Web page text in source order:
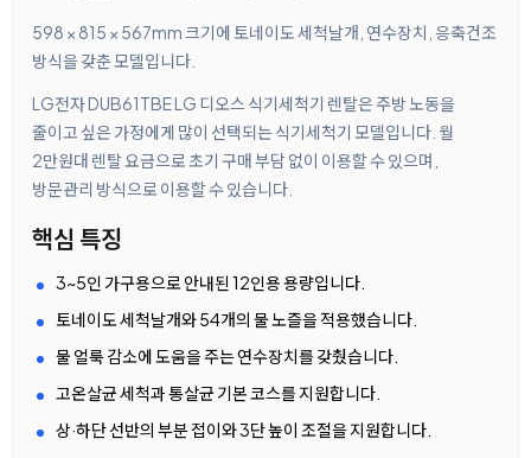
598 × 815 × 567mm 크기에 토네이도 세척날개, 연수장치, 응축건조
방식을 갖춘 모델입니다.
LG전자 DUB61TBE LG 디오스 식기세척기 렌탈은 주방 노동을
줄이고 싶은 가정에게 많이 선택되는 식기세척기 모델입니다. 월
2만원대 렌탈 요금으로 초기 구매 부담 없이 이용할 수 있으며,
방문관리 방식으로 이용할 수 있습니다.
핵심 특징
3~5인 가구용으로 안내된 12인용 용량입니다.
토네이도 세척날개와 54개의 물 노즐을 적용했습니다.
물 얼룩 감소에 도움을 주는 연수장치를 갖췄습니다.
고온살균 세척과 통살균 기본 코스를 지원합니다.
상·하단 선반의 부분 접이와 3단 높이 조절을 지원합니다.